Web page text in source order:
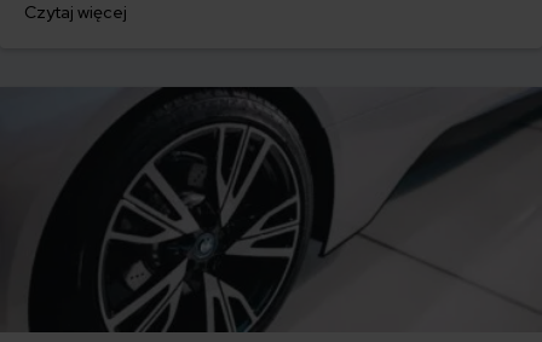
Czytaj więcej